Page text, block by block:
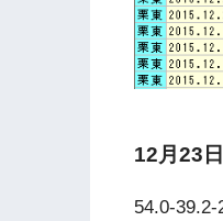
12月23
54.0-39.2-